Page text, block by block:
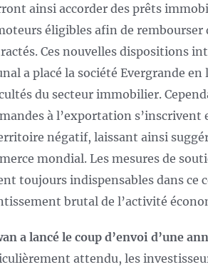
ainsi accorder des prêts
éligibles afin de rembourser
Ces nouvelles dispositions
a placé la société Evergrande
du secteur immobilier.
à l’exportation s’inscrivent
négatif, laissant ainsi
mondial. Les mesures de
toujours indispensables dans ce
brutal de l’activité
a lancé le coup d’envoi d’une
attendu, les